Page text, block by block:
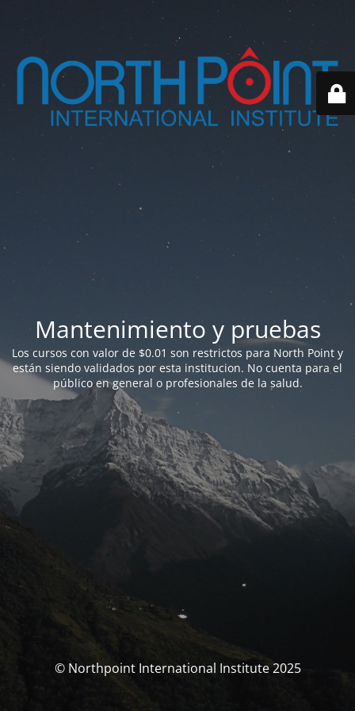
Mantenimiento y pruebas
Los cursos con valor de $0.01 son restrictos para North Point y
están siendo validados por esta institucion. No cuenta para el
público en general o profesionales de la salud.
© Northpoint International Institute 2025